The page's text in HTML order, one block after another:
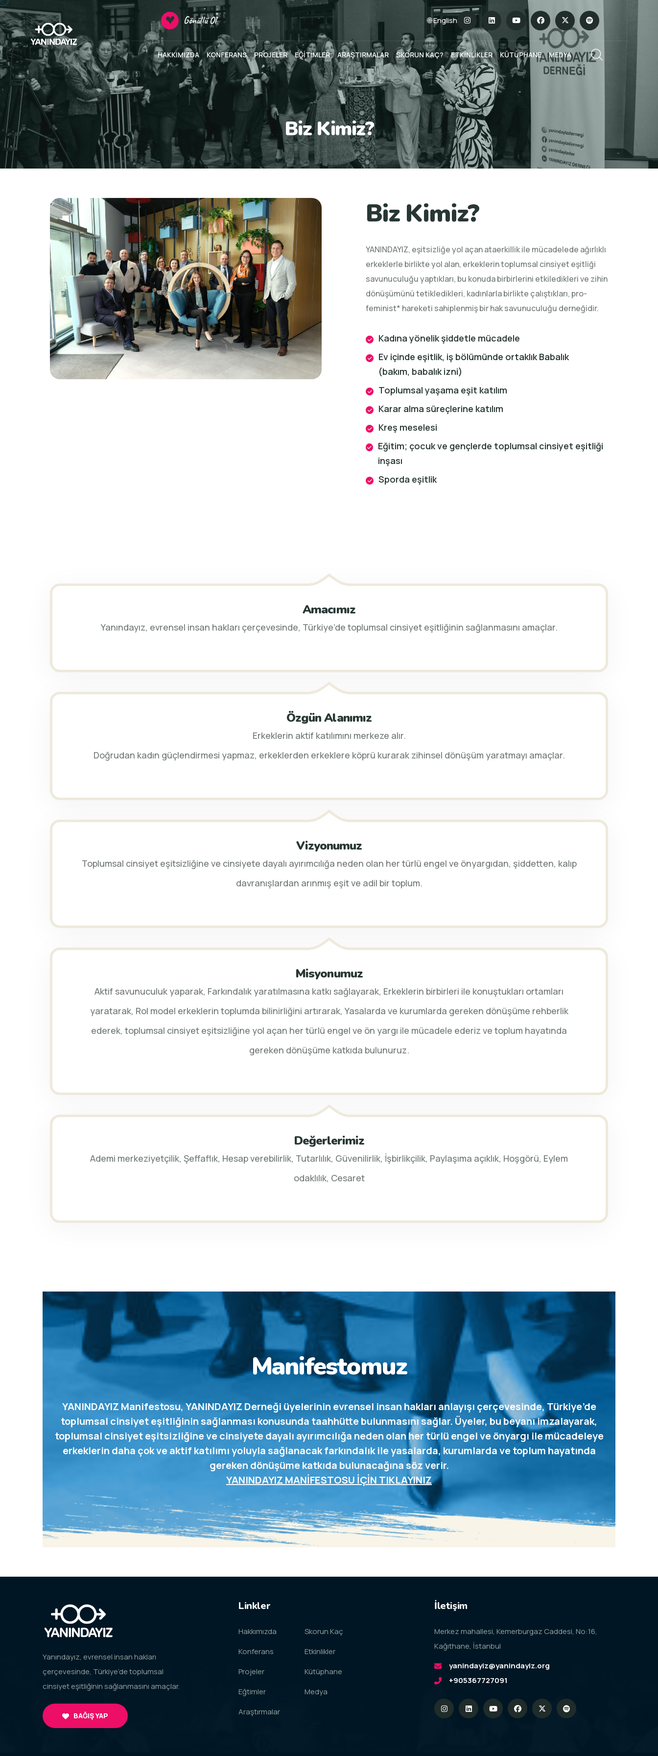
Gönüllü Ol 🌐 English
HAKKIMIZDA KONFERANS PROJELER EĞİTİMLER ARAŞTIRMALAR SKORUN KAÇ? ETKİNLİKLER KÜTÜPHANE MEDYA
Biz Kimiz?
Biz Kimiz?
YANINDAYIZ, eşitsizliğe yol açan ataerkillik ile mücadelede ağırlıklı
erkeklerle birlikte yol alan, erkeklerin toplumsal cinsiyet eşitliği
savunuculuğu yaptıkları, bu konuda birbirlerini etkiledikleri ve zihin
dönüşümünü tetikledikleri, kadınlarla birlikte çalıştıkları, pro-
feminist* hareketi sahiplenmiş bir hak savunuculuğu derneğidir.
Kadına yönelik şiddetle mücadele
Ev içinde eşitlik, iş bölümünde ortaklık Babalık
(bakım, babalık izni)
Toplumsal yaşama eşit katılım
Karar alma süreçlerine katılım
Kreş meselesi
Eğitim; çocuk ve gençlerde toplumsal cinsiyet eşitliği
inşası
Sporda eşitlik
Amacımız
Yanındayız, evrensel insan hakları çerçevesinde, Türkiye’de toplumsal cinsiyet eşitliğinin sağlanmasını amaçlar.
Özgün Alanımız
Erkeklerin aktif katılımını merkeze alır.
Doğrudan kadın güçlendirmesi yapmaz, erkeklerden erkeklere köprü kurarak zihinsel dönüşüm yaratmayı amaçlar.
Vizyonumuz
Toplumsal cinsiyet eşitsizliğine ve cinsiyete dayalı ayırımcılığa neden olan her türlü engel ve önyargıdan, şiddetten, kalıp
davranışlardan arınmış eşit ve adil bir toplum.
Misyonumuz
Aktif savunuculuk yaparak, Farkındalık yaratılmasına katkı sağlayarak, Erkeklerin birbirleri ile konuştukları ortamları
yaratarak, Rol model erkeklerin toplumda bilinirliğini artırarak, Yasalarda ve kurumlarda gereken dönüşüme rehberlik
ederek, toplumsal cinsiyet eşitsizliğine yol açan her türlü engel ve ön yargı ile mücadele ederiz ve toplum hayatında
gereken dönüşüme katkıda bulunuruz.
Değerlerimiz
Ademi merkeziyetçilik, Şeffaflık, Hesap verebilirlik, Tutarlılık, Güvenilirlik, İşbirlikçilik, Paylaşıma açıklık, Hoşgörü, Eylem
odaklılık, Cesaret
Manifestomuz
YANINDAYIZ Manifestosu, YANINDAYIZ Derneği üyelerinin evrensel insan hakları anlayışı çerçevesinde, Türkiye’de
toplumsal cinsiyet eşitliğinin sağlanması konusunda taahhütte bulunmasını sağlar. Üyeler, bu beyanı imzalayarak,
toplumsal cinsiyet eşitsizliğine ve cinsiyete dayalı ayırımcılığa neden olan her türlü engel ve önyargı ile mücadeleye
erkeklerin daha çok ve aktif katılımı yoluyla sağlanacak farkındalık ile yasalarda, kurumlarda ve toplum hayatında
gereken dönüşüme katkıda bulunacağına söz verir.
YANINDAYIZ MANİFESTOSU İÇİN TIKLAYINIZ
Yanındayız, evrensel insan hakları
çerçevesinde, Türkiye’de toplumsal
cinsiyet eşitliğinin sağlanmasını amaçlar.
BAĞIŞ YAP
Linkler
Hakkımızda
Konferans
Projeler
Eğtimler
Araştırmalar
Skorun Kaç
Etkinlikler
Kütüphane
Medya
İletişim
Merkez mahallesi, Kemerburgaz Caddesi, No:16,
Kağıthane, İstanbul
yanindayiz@yanindayiz.org
+905367727091